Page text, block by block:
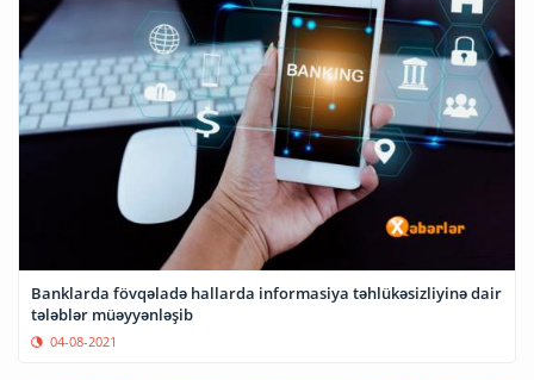
Banklarda fövqəladə hallarda informasiya təhlükəsizliyinə dair
tələblər müəyyənləşib
04-08-2021